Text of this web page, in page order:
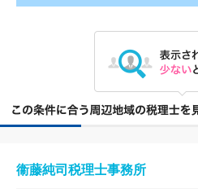
衞藤純司税理士事務所